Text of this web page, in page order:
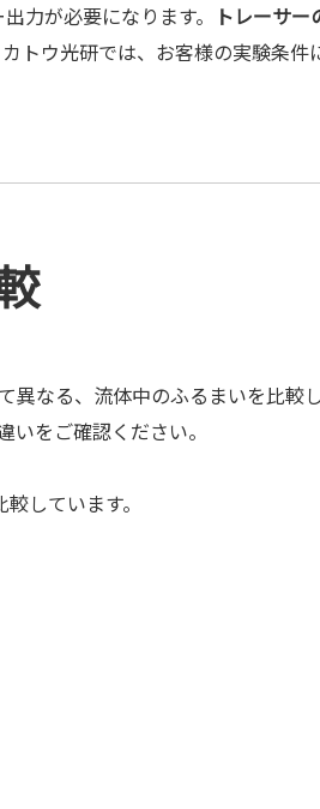
力が必要になります。
トレーサー
カトウ光研では、お客様の実験条件
異なる、流体中のふるまいを比較
いをご確認ください。
しています。